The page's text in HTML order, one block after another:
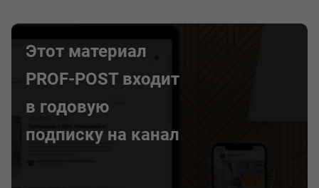
Этот материал
PROF-POST входит
в годовую
подписку на канал